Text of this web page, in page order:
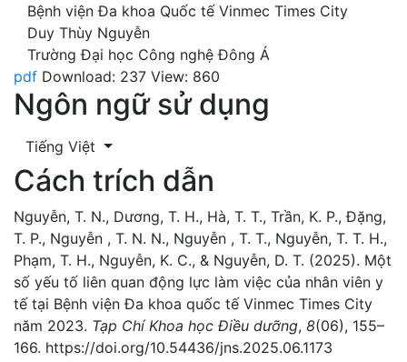
Bệnh viện Đa khoa Quốc tế Vinmec Times City
Duy Thùy Nguyễn
Trường Đại học Công nghệ Đông Á
pdf Download: 237 View: 860
Ngôn ngữ sử dụng
Tiếng Việt
Cách trích dẫn
Nguyễn, T. N., Dương, T. H., Hà, T. T., Trần, K. P., Đặng,
T. P., Nguyễn , T. N. N., Nguyễn , T. T., Nguyễn, T. T. H.,
Phạm, T. H., Nguyễn, K. C., & Nguyễn, D. T. (2025). Một
số yếu tố liên quan động lực làm việc của nhân viên y
tế tại Bệnh viện Đa khoa quốc tế Vinmec Times City
năm 2023. Tạp Chí Khoa học Điều dưỡng, 8(06), 155–
166. https://doi.org/10.54436/jns.2025.06.1173